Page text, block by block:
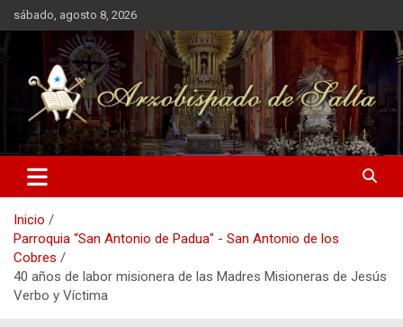
Saltar
al
contenido
sábado, agosto 8, 2026
Arzobispado de Salta
Arzobispado de Salta
Inicio
Parroquia “San Antonio de Padua" - San Antonio de los
Cobres
40 años de labor misionera de las Madres Misioneras de Jesús
Verbo y Víctima